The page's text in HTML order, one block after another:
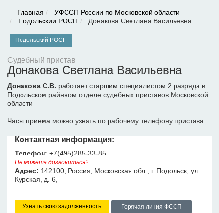
Главная
УФССП России по Московской области
Подольский РОСП
Донакова Светлана Васильевна
Подольский РОСП
Судебный пристав
Донакова Светлана Васильевна
Донакова С.В. работает старшим специалистом 2 разряда в
Подольском райнном отделе судебных приставов Московской
области
Часы приема можно узнать по рабочему телефону пристава.
Контактная информация:
Телефон: +7(495)285-33-85
Не можете дозвониться?
Адрес: 142100, Россия, Московская обл., г. Подольск, ул.
Курская, д. 6,
Узнать свою задолженность Горячая линия ФССП